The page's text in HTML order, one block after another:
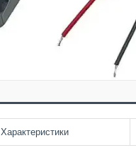
Характеристики